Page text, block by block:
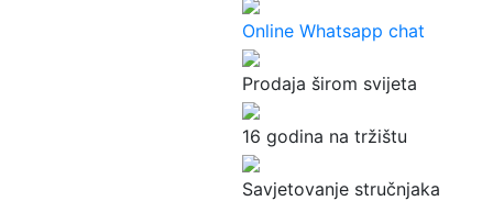
Online Whatsapp chat
Prodaja širom svijeta
16 godina na tržištu
Savjetovanje stručnjaka